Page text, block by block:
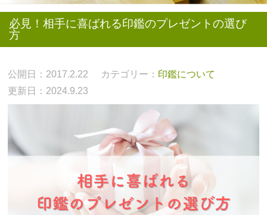
必見！相手に喜ばれる印鑑のプレゼントの選び
方
公開日：2017.2.22 カテゴリー： 印鑑について
更新日：2024.9.23